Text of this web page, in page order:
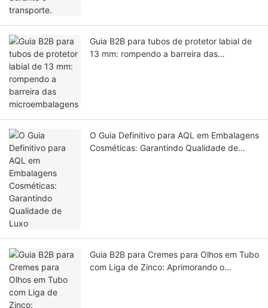
Guia B2B para tubos de protetor labial de
13 mm: rompendo a barreira das
O Guia Definitivo para AQL em Embalagens
Cosméticas: Garantindo Qualidade de
Guia B2B para Cremes para Olhos em Tubo
com Liga de Zinco: Aprimorando o